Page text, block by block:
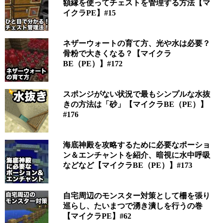
額縁を使ってチェストを管理する方法【マ
イクラPE】#15
ネザーウォートの育て方、光や水は必要？
骨粉で大きくなる？【マイクラ
BE（PE）】#172
スポンジがない状況で最もシンプルな水抜
きの方法は「砂」【マイクラBE（PE）】
#176
海底神殿を攻略するために必要なポーショ
ン＆エンチャントを紹介、暗視に水中呼吸
などなど【マイクラBE（PE）】#173
自宅周辺のモンスター対策として柵を張り
巡らし、たいまつで湧き潰しを行うの巻
【マイクラPE】#62